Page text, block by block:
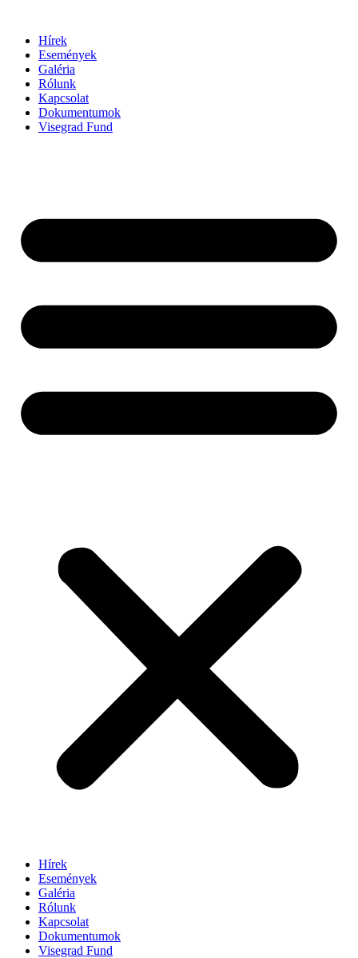
tartalomhoz
Hírek
Események
Galéria
Rólunk
Kapcsolat
Dokumentumok
Visegrad Fund
Hírek
Események
Galéria
Rólunk
Kapcsolat
Dokumentumok
Visegrad Fund